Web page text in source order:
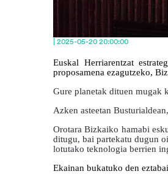
| 2025-05-20 20:00:00
Euskal Herriarentzat
proposamena ezagutzeko,
Gure planetak dituen mugak
Azken asteetan
Orotara Bizkaiko hamabi
ditugu, bai partekatu dugun
lotutako teknologia berrien
Ekainan bukatuko den